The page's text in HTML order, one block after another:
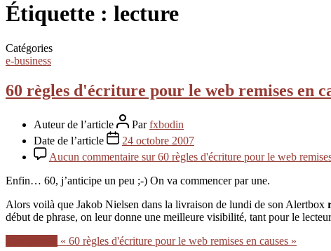
Étiquette : lecture
Catégories
e-business
60 règles d'écriture pour le web remises en
Auteur de l’article Parfxbodin
Date de l’article
24 octobre 2007
Aucun commentaire sur 60 règles d'écriture pour le web
Enfin… 60, j’anticipe un peu ;-) On va commencer par une.
Alors voilà que Jakob Nielsen dans la livraison de lundi de son Alertbox
début de phrase, on leur donne une meilleure visibilité, tant pour le
« 60 règles d'écriture pour le web remises en causes »